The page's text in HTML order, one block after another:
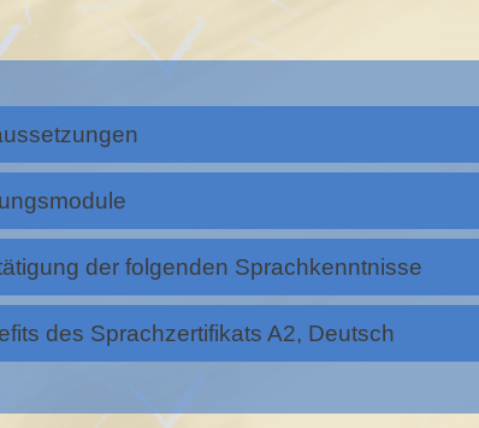
der folgenden Sprachkenntnisse
des Sprachzertifikats A2, Deutsch